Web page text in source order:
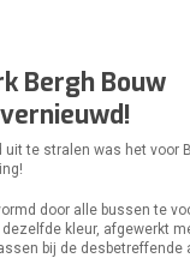
Bergh Bouw
uit te stralen was het voor
door alle bussen te
kleur, afgewerkt
bij de desbetreffende